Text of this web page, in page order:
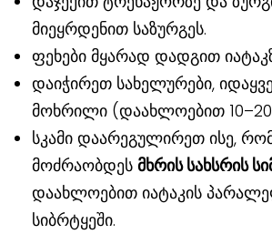
მიეყრდენით საზურგეს.
ფეხები მყარად დადგით
დაიჭირეთ სახელურები,
მოხრილი (დაახლოებით
სკამი დაარეგულირეთ ისე,
მოძრაობდეს მხრის სახსრის
დაახლოებით იატაკის
სიბრტყეში.